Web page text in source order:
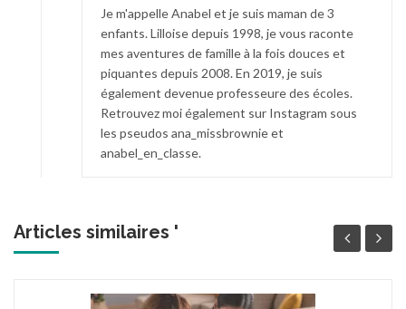
Je m'appelle Anabel et je suis maman de 3
enfants. Lilloise depuis 1998, je vous raconte
mes aventures de famille à la fois douces et
piquantes depuis 2008. En 2019, je suis
également devenue professeure des écoles.
Retrouvez moi également sur Instagram sous
les pseudos ana_missbrownie et
anabel_en_classe.
Articles similaires '